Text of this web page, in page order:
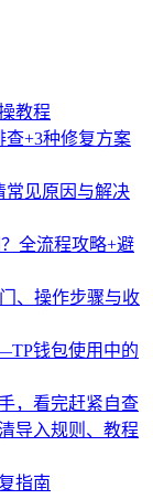
教程
查+3种修复方案
常见原因与解决
全流程攻略+避
、操作步骤与收
钱包使用中的
，看完赶紧自查
导入规则、教程
指南